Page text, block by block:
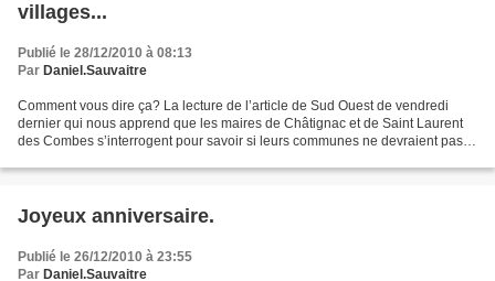
villages...
Publié le 28/12/2010 à 08:13
Par Daniel.Sauvaitre
Comment vous dire ça? La lecture de l’article de Sud Ouest de vendredi
dernier qui nous apprend que les maires de Châtignac et de Saint Laurent
des Combes s’interrogent pour savoir si leurs communes ne devraient pas
Joyeux anniversaire.
Publié le 26/12/2010 à 23:55
Par Daniel.Sauvaitre